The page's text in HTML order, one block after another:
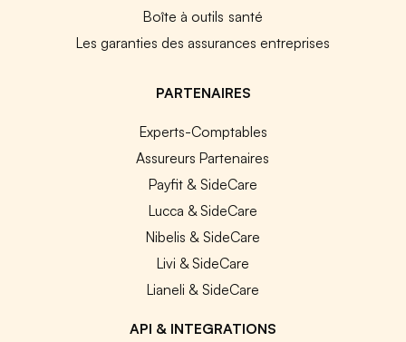
Boîte à outils santé
Les garanties des assurances entreprises
PARTENAIRES
Experts-Comptables
Assureurs Partenaires
Payfit & SideCare
Lucca & SideCare
Nibelis & SideCare
Livi & SideCare
Lianeli & SideCare
API & INTEGRATIONS